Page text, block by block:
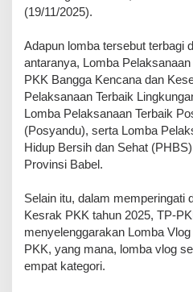
(19/11/2025).
Adapun lomba tersebut terbagi
antaranya, Lomba
PKK Bangga Kencana dan
Pelaksanaan Terbaik
Lomba Pelaksanaan Terbaik
(Posyandu), serta Lomba
Hidup Bersih dan Sehat
Provinsi Babel.
Selain itu, dalam memperingati
Kesrak PKK tahun 2025, TP-
menyelenggarakan Lomba
PKK, yang mana, lomba vlog
empat kategori.